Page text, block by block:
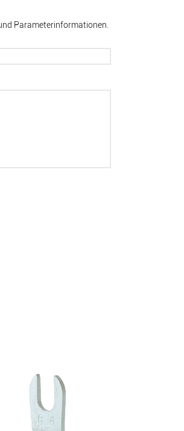
Parameterinformationen.